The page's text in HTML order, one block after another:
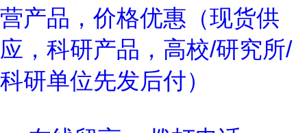
营产品，价格优惠（现货供
应，科研产品，高校/研究所/
科研单位先发后付）